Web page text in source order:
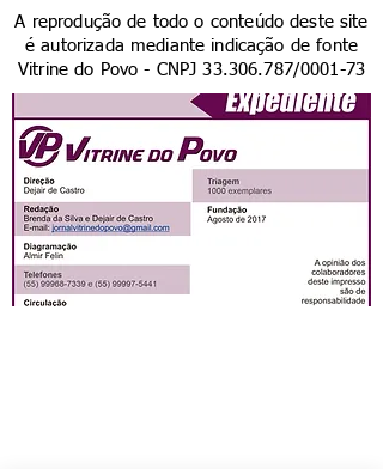
A reprodução de todo o conteúdo deste site
é autorizada mediante indicação de fonte
Vitrine do Povo - CNPJ33.306.787/0001-73